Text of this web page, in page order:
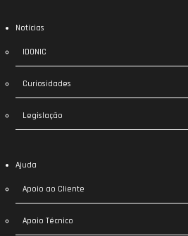
Notícias
IDONIC
Curiosidades
Legislação
Ajuda
Apoio ao Cliente
Apoio Técnico